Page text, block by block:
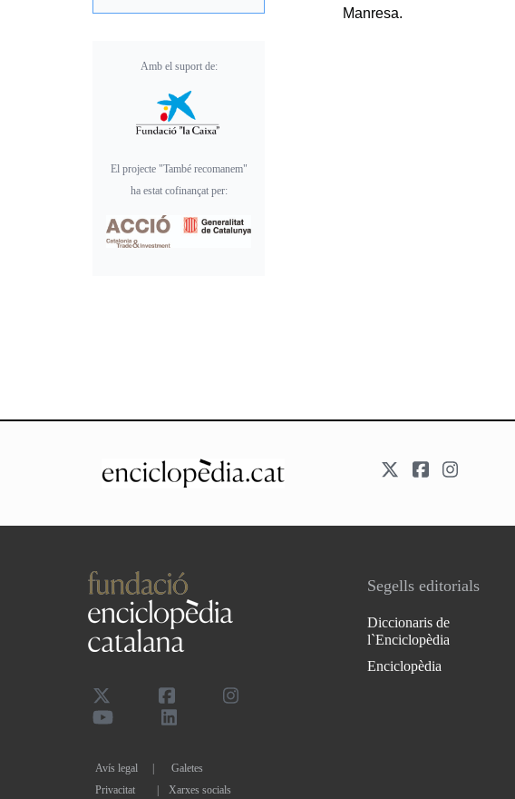
Manresa.
Amb el suport de:
El projecte "També recomanem"
ha estat cofinançat per:
Avís legal
Galetes
Privacitat
| Xarxes socials
Segells editorials
Diccionaris de
l`Enciclopèdia
Enciclopèdia